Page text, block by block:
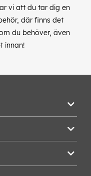
vi att du tar dig en
där finns det
du behöver, även
innan!